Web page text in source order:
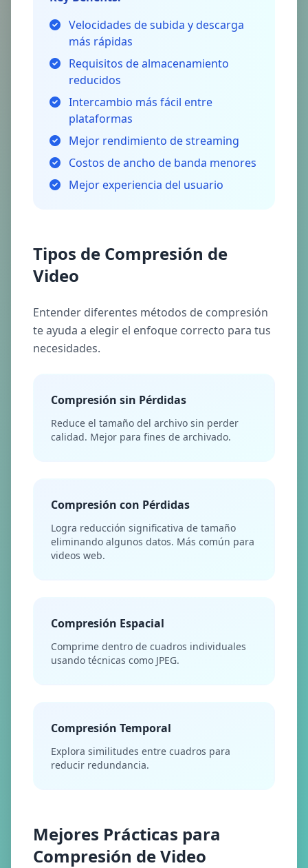
Velocidades de subida y descarga
más rápidas
Requisitos de almacenamiento
reducidos
Intercambio más fácil entre
plataformas
Mejor rendimiento de streaming
Costos de ancho de banda menores
Mejor experiencia del usuario
Tipos de Compresión de
Video
Entender diferentes métodos de compresión
te ayuda a elegir el enfoque correcto para tus
necesidades.
Compresión sin Pérdidas
Reduce el tamaño del archivo sin perder
calidad. Mejor para fines de archivado.
Compresión con Pérdidas
Logra reducción significativa de tamaño
eliminando algunos datos. Más común para
videos web.
Compresión Espacial
Comprime dentro de cuadros individuales
usando técnicas como JPEG.
Compresión Temporal
Explora similitudes entre cuadros para
reducir redundancia.
Mejores Prácticas para
Compresión de Video